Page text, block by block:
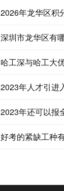
2026年龙华区积
深圳市龙华区有
哈工深与哈工大
2023年人才引进
2023年还可以报
好考的紧缺工种